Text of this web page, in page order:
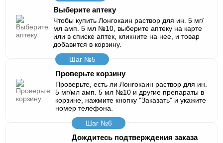
Выберите аптеку
Чтобы купить Лонгокаин раствор для ин. 5 мг/
мл амп. 5 мл №10, выберите аптеку на карте
или в списке аптек, кликните на нее, и товар
добавится в корзину.
Шаг №5
Проверьте корзину
Проверьте, есть ли Лонгокаин раствор для ин.
5 мг/мл амп. 5 мл №10 и другие препараты в
корзине, нажмите кнопку "Заказать" и укажите
номер телефона.
Шаг №6
Дождитесь подтверждения заказа